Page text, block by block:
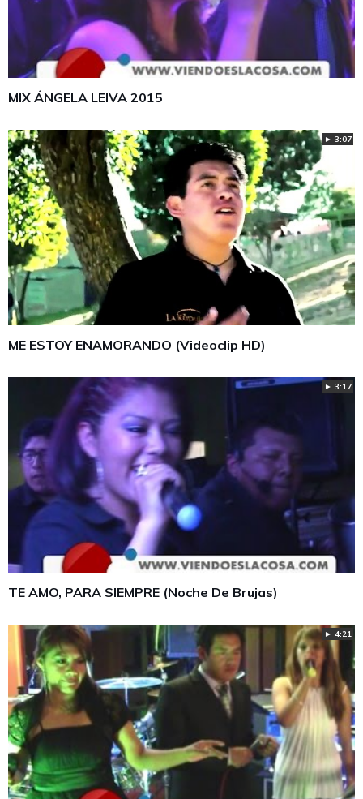
MIX ÁNGELA LEIVA 2015
► 3:07
ME ESTOY ENAMORANDO (Videoclip HD)
► 3:17
TE AMO, PARA SIEMPRE (Noche De Brujas)
► 4:21